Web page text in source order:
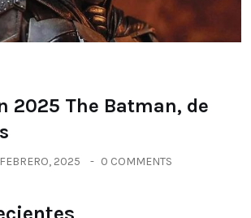
2025 The Batman, de
2025 0 COMMENTS